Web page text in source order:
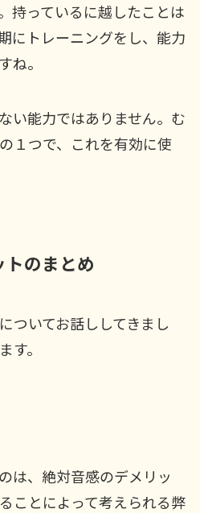
持っているに越したことは
にトレーニングをし、能力
ね。
い能力ではありません。む
１つで、これを有効に使
のまとめ
ついてお話ししてきまし
す。
は、絶対音感のデメリッ
ことによって考えられる弊